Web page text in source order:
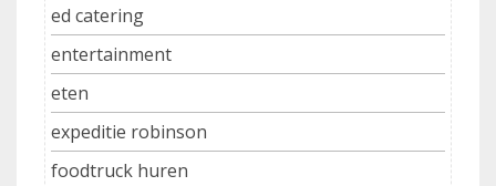
ed catering
entertainment
eten
expeditie robinson
foodtruck huren